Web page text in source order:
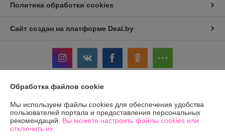
Политика обработки cookies
Сайт создан на платформе Deal.by
Юридическое лицо:Общество с ограниченной ответственностью
Р.Б., Гродненская обл., г Лида, ул. Летная, дом 7А, оф.5, каб., 231300
Обработка файлов cookie
Мы используем файлы cookies для обеспечения удобства
пользователей портала и предоставления персональных
рекомендаций. Вы можете настроить файлы cookies или
отключить их.